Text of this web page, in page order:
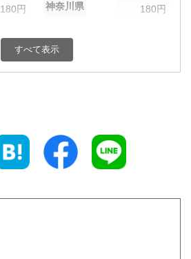
180円 神奈川県 180円
180円 富山県
180円 三重県
すべて表示